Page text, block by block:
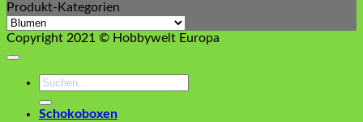
Produkt-Kategorien
Copyright 2021 © Hobbywelt Europa
Suchen
Schokoboxen